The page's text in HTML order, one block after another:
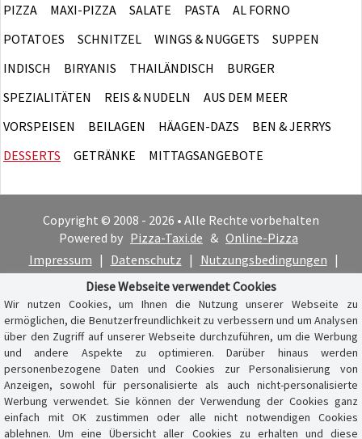
PIZZA MAXI-PIZZA SALATE PASTA
AL FORNO
POTATOES
SCHNITZEL WINGS & NUGGETS
SUPPEN
INDISCH
BIRYANIS THAILÄNDISCH
BURGER
SPEZIALITÄTEN
REIS & NUDELN
AUS DEM MEER
VORSPEISEN
BEILAGEN HÄAGEN-DAZS
BEN & JERRYS
DESSERTS
GETRÄNKE MITTAGSANGEBOTE
Copyright © 2008 - 2026 • Alle Rechte vorbehalten
Powered by Pizza-Taxi.de & Online-Pizza
Impressum | Datenschutz | Nutzungsbedingungen |
Cookie-Hinweis
Diese Webseite verwendet Cookies
Wir nutzen Cookies, um Ihnen die Nutzung unserer Webseite zu
ermöglichen, die Benutzerfreundlichkeit zu verbessern und um Analysen
über den Zugriff auf unserer Webseite durchzuführen, um die Werbung
und andere Aspekte zu optimieren. Darüber hinaus werden
personenbezogene Daten und Cookies zur Personalisierung von
Anzeigen, sowohl für personalisierte als auch nicht-personalisierte
Werbung verwendet. Sie können der Verwendung der Cookies ganz
einfach mit OK zustimmen oder alle nicht notwendigen Cookies
ablehnen. Um eine Übersicht aller Cookies zu erhalten und diese